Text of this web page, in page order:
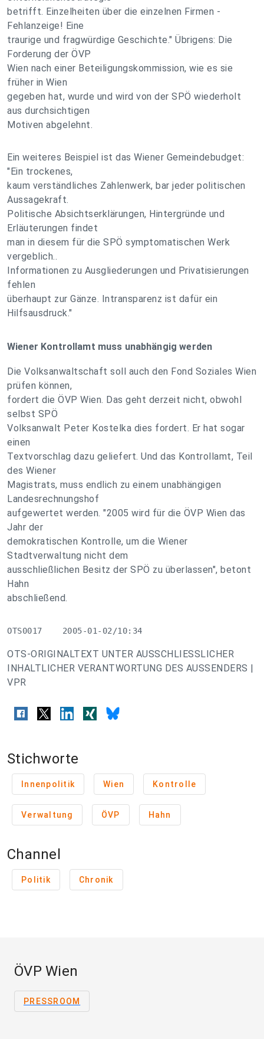
betrifft. Einzelheiten über die einzelnen Firmen -
Fehlanzeige! Eine
traurige und fragwürdige Geschichte." Übrigens: Die
Forderung der ÖVP
Wien nach einer Beteiligungskommission, wie es sie
früher in Wien
gegeben hat, wurde und wird von der SPÖ wiederholt
aus durchsichtigen
Motiven abgelehnt.
Ein weiteres Beispiel ist das Wiener Gemeindebudget:
"Ein trockenes,
kaum verständliches Zahlenwerk, bar jeder politischen
Aussagekraft.
Politische Absichtserklärungen, Hintergründe und
Erläuterungen findet
man in diesem für die SPÖ symptomatischen Werk
vergeblich..
Informationen zu Ausgliederungen und Privatisierungen
fehlen
überhaupt zur Gänze. Intransparenz ist dafür ein
Hilfsausdruck."
Wiener Kontrollamt muss unabhängig werden
Die Volksanwaltschaft soll auch den Fond Soziales Wien
prüfen können,
fordert die ÖVP Wien. Das geht derzeit nicht, obwohl
selbst SPÖ
Volksanwalt Peter Kostelka dies fordert. Er hat sogar
einen
Textvorschlag dazu geliefert. Und das Kontrollamt, Teil
des Wiener
Magistrats, muss endlich zu einem unabhängigen
Landesrechnungshof
aufgewertet werden. "2005 wird für die ÖVP Wien das
Jahr der
demokratischen Kontrolle, um die Wiener
Stadtverwaltung nicht dem
ausschließlichen Besitz der SPÖ zu überlassen", betont
Hahn
abschließend.
OTS0017    2005-01-02/10:34
OTS-ORIGINALTEXT UNTER AUSSCHLIESSLICHER
INHALTLICHER VERANTWORTUNG DES AUSSENDERS |
VPR
Stichworte
Innenpolitik Wien Kontrolle
Verwaltung ÖVP Hahn
Channel
Politik Chronik
ÖVP Wien
PRESSROOM